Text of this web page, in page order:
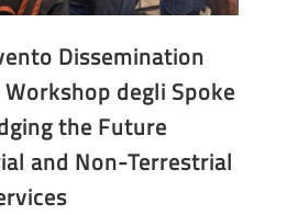
Dissemination
degli Spoke
the Future
and Non-Terrestrial